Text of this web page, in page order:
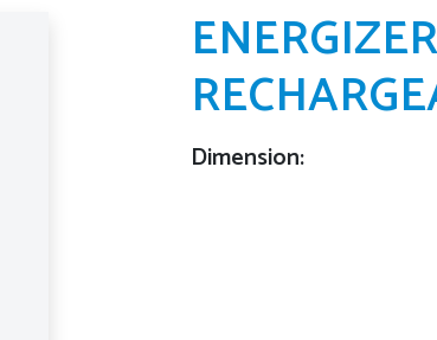
Dimension: